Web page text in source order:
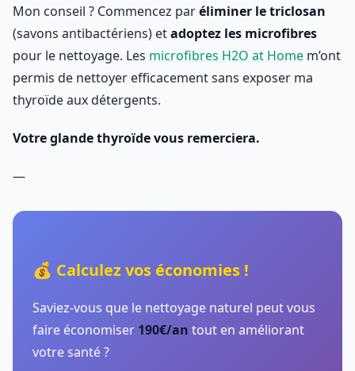
Mon conseil ? Commencez paréliminer le triclosan
(savons antibactériens) etadoptez les microfibres
pour le nettoyage. Les microfibres H2O at Home m’ont
permis de nettoyer efficacement sans exposer ma
thyroïde aux détergents.
Votre glande thyroïde vous remerciera.
—
💰 Calculez vos économies !
Saviez-vous que le nettoyage naturel peut vous
faire économiser 190€/an tout en améliorant
votre santé ?